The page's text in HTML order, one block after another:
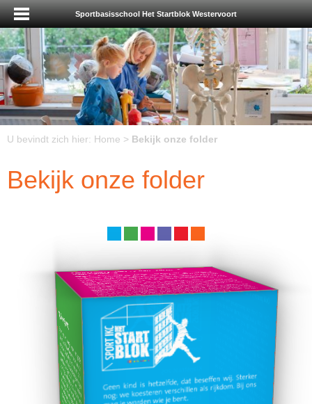
Sportbasisschool Het Startblok Westervoort
U bevindt zich hier: Home > Bekijk onze folder
Bekijk onze folder